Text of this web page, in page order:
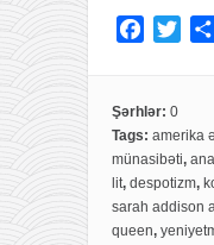
e
b
o
o
t
e
r
Şərhlər: 0
Tags: amerika
münasibəti,
lit, despotizm,
sarah addison
queen,